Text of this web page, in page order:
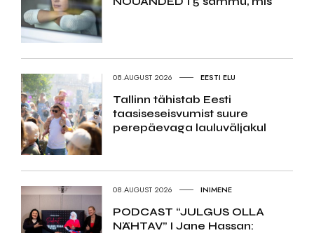
08.AUGUST 2026 EESTI ELU
Tallinn tähistab Eesti
taasiseseisvumist suure
perepäevaga lauluväljakul
08.AUGUST 2026 INIMENE
PODCAST “JULGUS OLLA
NÄHTAV” I Jane Hassan: